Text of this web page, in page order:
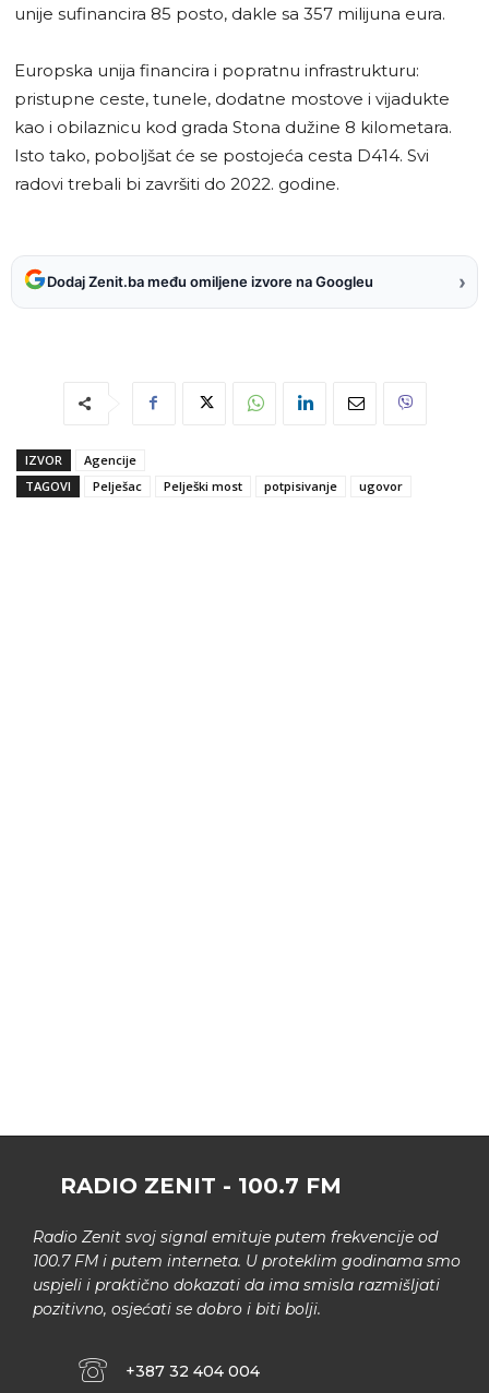
unije sufinancira 85 posto, dakle sa 357 milijuna eura.
Europska unija financira i popratnu infrastrukturu:
pristupne ceste, tunele, dodatne mostove i vijadukte
kao i obilaznicu kod grada Stona dužine 8 kilometara.
Isto tako, poboljšat će se postojeća cesta D414. Svi
radovi trebali bi završiti do 2022. godine.
Dodaj Zenit.ba među omiljene izvore na Googleu ›
IZVOR
Agencije
TAGOVI
Pelješac Pelješki most potpisivanje ugovor
RADIO ZENIT - 100.7 FM
Radio Zenit svoj signal emituje putem frekvencije od
100.7 FM i putem interneta. U proteklim godinama smo
uspjeli i praktično dokazati da ima smisla razmišljati
pozitivno, osjećati se dobro i biti bolji.
+387 32 404 004